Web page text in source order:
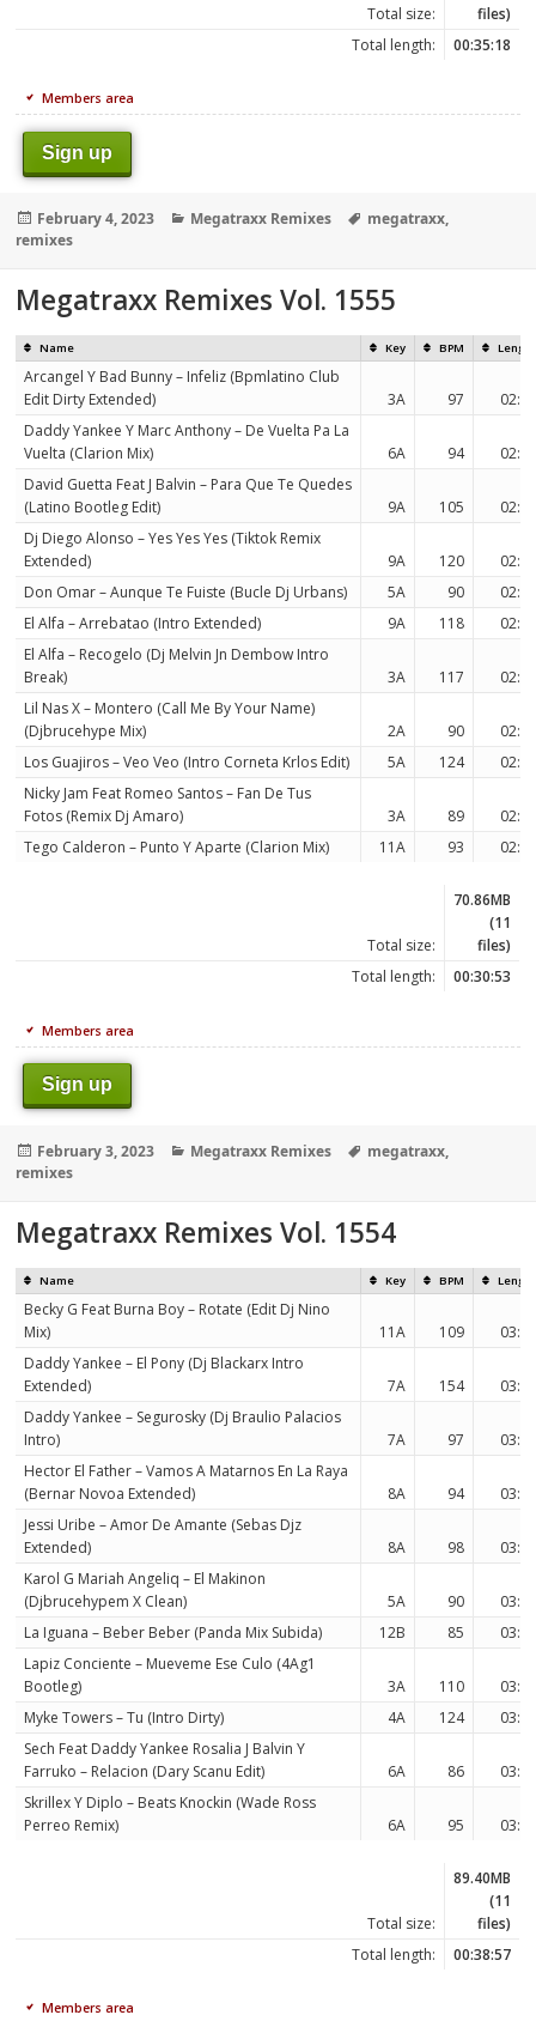
Total size:
files)
Total length:
00:35:18
Members area
Sign up
Posted
on
February 4, 2023 Categories
Megatraxx Remixes Tags
megatraxx,
remixes
Megatraxx Remixes Vol. 1555
Name Key BPM
Arcangel Y Bad Bunny – Infeliz (Bpmlatino Club
Edit Dirty Extended)
3A 97
Daddy Yankee Y Marc Anthony – De Vuelta Pa La
Vuelta (Clarion Mix)
6A 94
David Guetta Feat J Balvin – Para Que Te Quedes
(Latino Bootleg Edit)
9A 105
Dj Diego Alonso – Yes Yes Yes (Tiktok Remix
Extended)
9A 120
Don Omar – Aunque Te Fuiste (Bucle Dj Urbans)
5A 90
El Alfa – Arrebatao (Intro Extended)
9A 118
El Alfa – Recogelo (Dj Melvin Jn Dembow Intro
Break)
3A 117
Lil Nas X – Montero (Call Me By Your Name)
(Djbrucehype Mix)
2A 90
Los Guajiros – Veo Veo (Intro Corneta Krlos Edit)
5A 124
Nicky Jam Feat Romeo Santos – Fan De Tus
Fotos (Remix Dj Amaro)
3A 89
Tego Calderon – Punto Y Aparte (Clarion Mix)
11A 93
Total size:
70.86MB
(11
files)
Total length:
00:30:53
Members area
Sign up
Posted
on
February 3, 2023 Categories
Megatraxx Remixes Tags
megatraxx,
remixes
Megatraxx Remixes Vol. 1554
Name Key BPM
Becky G Feat Burna Boy – Rotate (Edit Dj Nino
Mix)
11A 109
Daddy Yankee – El Pony (Dj Blackarx Intro
Extended)
7A 154
Daddy Yankee – Segurosky (Dj Braulio Palacios
Intro)
7A 97
Hector El Father – Vamos A Matarnos En La Raya
(Bernar Novoa Extended)
8A 94
Jessi Uribe – Amor De Amante (Sebas Djz
Extended)
8A 98
Karol G Mariah Angeliq – El Makinon
(Djbrucehypem X Clean)
5A 90
La Iguana – Beber Beber (Panda Mix Subida)
12B 85
Lapiz Conciente – Mueveme Ese Culo (4Ag1
Bootleg)
3A 110
Myke Towers – Tu (Intro Dirty)
4A 124
Sech Feat Daddy Yankee Rosalia J Balvin Y
Farruko – Relacion (Dary Scanu Edit)
6A 86
Skrillex Y Diplo – Beats Knockin (Wade Ross
Perreo Remix)
6A 95
Total size:
89.40MB
(11
files)
Total length:
00:38:57
Members area